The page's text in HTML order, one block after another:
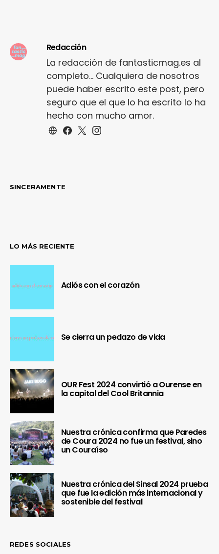
Redacción
La redacción de fantasticmag.es al
completo... Cualquiera de nosotros
puede haber escrito este post, pero
seguro que el que lo ha escrito lo ha
hecho con mucho amor.
SINCERAMENTE
LO MÁS RECIENTE
Adiós con el corazón
Se cierra un pedazo de vida
OUR Fest 2024 convirtió a Ourense en
la capital del Cool Britannia
Nuestra crónica confirma que Paredes
de Coura 2024 no fue un festival, sino
un Couraíso
Nuestra crónica del Sinsal 2024 prueba
que fue la edición más internacional y
sostenible del festival
REDES SOCIALES